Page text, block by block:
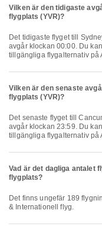
Vilken är den tidigaste
flygplats (YVR)?
Det tidigaste flyget till Sydney med China Airlines med flygkod CI9342
avgår klockan 00:00. Du
tillgängliga flygalternativ på
Vilken är den senaste
flygplats (YVR)?
Det senaste flyget till Cancun med United Airlines med flygkod UA1075
avgår klockan 23:59. Du
tillgängliga flygalternativ på
Vad är det dagliga antalet
flygplats?
Det finns ungefär 189 flygningar per dag. Denna flygplats betjänar Inrikes
& Internationell flyg.